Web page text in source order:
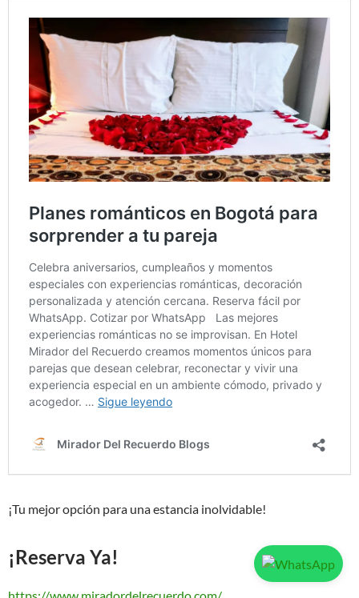
¡Tu mejor opción para una estancia inolvidable!
¡Reserva Ya!